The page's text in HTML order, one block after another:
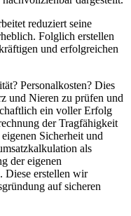
reduziert seine
Folglich erstellen
und erfolgreichen
Personalkosten? Dies
und Nieren zu prüfen und
ein voller Erfolg
der Tragfähigkeit
Sicherheit und
als
der eigenen
Diese erstellen wir
auf sicheren